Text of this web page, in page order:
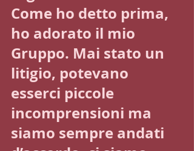
Come ho detto prima,
ho adorato il mio
Gruppo. Mai stato un
litigio, potevano
esserci piccole
incomprensioni ma
siamo sempre andati